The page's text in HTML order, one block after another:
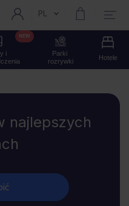
Aktualny język:
PL
i
NEW
Parki
rozrywki
Hotele
najlepszych